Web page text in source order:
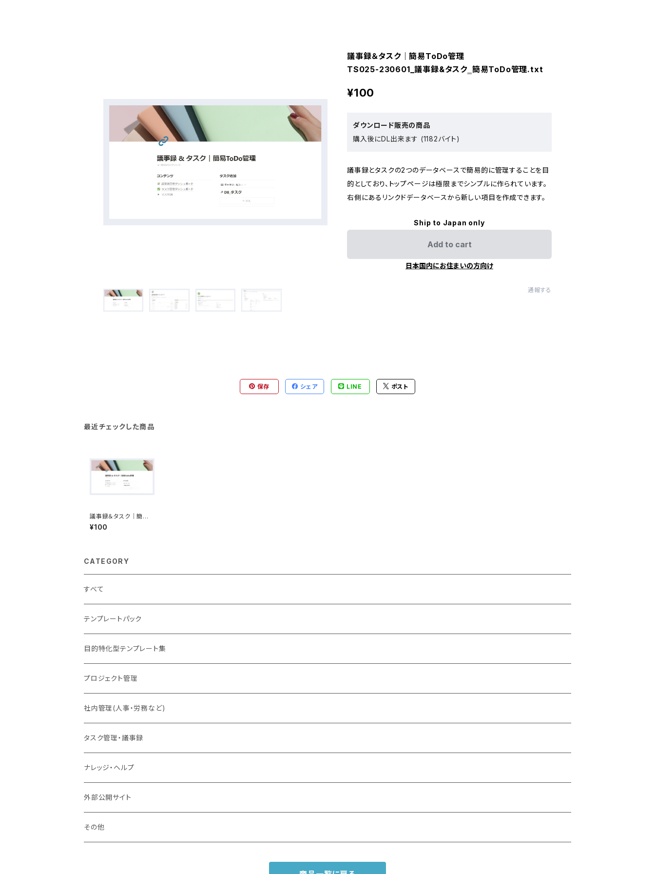
議事録＆タスク｜簡易ToDo管理
TS025-230601_議事録&タスク‗簡易ToDo管理.txt
¥100
ダウンロード販売の商品
購入後にDL出来ます (1182バイト)
議事録とタスクの2つのデータベースで簡易的に管理することを目
的としており、トップページは極限までシンプルに作られています。
右側にあるリンクドデータベースから新しい項目を作成できます。
Ship to Japan only
Add to cart
日本国内にお住まいの方向け
通報する
保存 シェア LINE ポスト
最近チェックした商品
議事録＆タスク｜簡易T
oDo管理
¥100
CATEGORY
すべて
テンプレートパック
目的特化型テンプレート集
プロジェクト管理
社内管理(人事・労務など)
タスク管理・議事録
ナレッジ・ヘルプ
外部公開サイト
その他